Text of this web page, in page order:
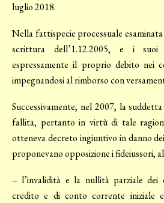
luglio 2018.
Nella fattispecie processuale
scrittura dell’1.12.2005, e i suoi
espressamente il proprio debito nei
impegnandosi al rimborso con
Successivamente, nel 2007, la
fallita, pertanto in virtù di tale
otteneva decreto ingiuntivo in danno
proponevano opposizione i fideiussori,
– l’invalidità e la nullità parziale
credito e di conto corrente iniziale